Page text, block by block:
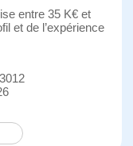
entre 35 K€ et
et de l’expérience